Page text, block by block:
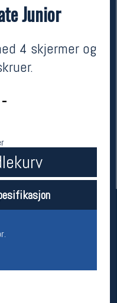
Junior
4 skjermer og